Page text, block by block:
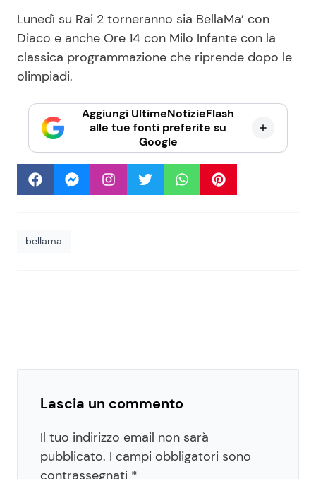
Lunedì su Rai 2 torneranno sia BellaMa’ con
Diaco e anche Ore 14 con Milo Infante con la
classica programmazione che riprende dopo le
olimpiadi.
Aggiungi UltimeNotizieFlash
alle tue fonti preferite su
Google
bellama
Lascia un commento
Il tuo indirizzo email non sarà
pubblicato. I campi obbligatori sono
contrassegnati *